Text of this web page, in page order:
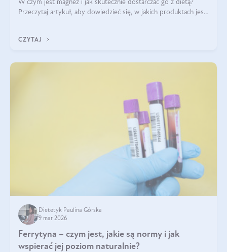
W czym jest magnez i jak skutecznie dostarczać go z dietą?
Przeczytaj artykuł, aby dowiedzieć się, w jakich produktach jest
CZYTAJ
Dietetyk Paulina Górska
9 mar 2026
Ferrytyna – czym jest, jakie są normy i jak
wspierać jej poziom naturalnie?